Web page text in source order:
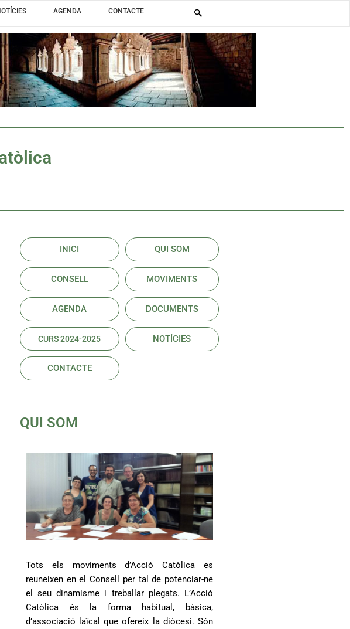
AGENDA CONTACTE
INICI
CONSELL
AGENDA
CURS 2024-2025
CONTACTE
QUI SOM
MOVIMENTS
DOCUMENTS
NOTÍCIES
QUI SOM
Tots els moviments d’Acció Catòlica es
reuneixen en el Consell per tal de potenciar-ne
el seu dinamisme i treballar plegats. L’Acció
Catòlica és la forma habitual, bàsica,
d’associació laïcal que ofereix la diòcesi. Són